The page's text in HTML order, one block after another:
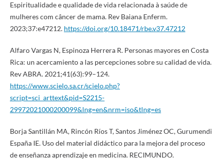
Espiritualidade e qualidade de vida relacionada à saúde de
mulheres com câncer de mama. Rev Baiana Enferm.
2023;37:e47212. https://doi.org/10.18471/rbe.v37.47212
Alfaro Vargas N, Espinoza Herrera R. Personas mayores en Costa
Rica: un acercamiento a las percepciones sobre su calidad de vida.
Rev ABRA. 2021;41(63):99–124.
https://www.scielo.sa.cr/scielo.php?
script=sci_arttext&pid=S2215-
29972021000200099&lng=en&nrm=iso&tlng=es
Borja Santillán MA, Rincón Ríos T, Santos Jiménez OC, Gurumendi
España IE. Uso del material didáctico para la mejora del proceso
de enseñanza aprendizaje en medicina. RECIMUNDO.